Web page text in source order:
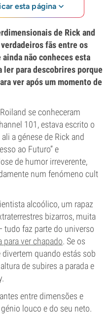
esta página
de Rick and
fãs entre os
não conheces esta
ler para descobrires porque
ver após um momento de
se conheceram
101, estava escrito o
a génese de Rick and
ao Futuro” e
de humor irreverente,
num fenómeno cult
alcoólico, um rapaz
bizarros, muita
tudo faz parte do universo
para ver chapado. Se os
quando estás sob
de subires a parada e
entre dimensões e
louco e do seu neto.